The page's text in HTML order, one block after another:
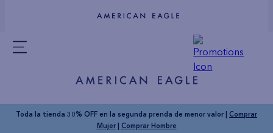
Toda la tienda 30% OFF en la segunda prenda de menor valor | Comprar
Mujer| Comprar Hombre